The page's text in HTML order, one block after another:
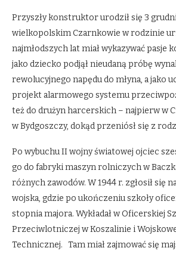
Przyszły konstruktor urodził się 3
wielkopolskim Czarnkowie w rodzinie
najmłodszych lat miał wykazywać pasje
jako dziecko podjął nieudaną próbę
rewolucyjnego napędu do młyna, a jako
projekt alarmowego systemu
też do drużyn harcerskich – najpierw w
w Bydgoszczy, dokąd przeniósł się z
Po wybuchu II wojny światowej ojciec
go do fabryki maszyn rolniczych w
różnych zawodów. W 1944 r. zgłosił się
wojska, gdzie po ukończeniu szkoły
stopnia majora. Wykładał w Oficerskiej
Przeciwlotniczej w Koszalinie i
Technicznej. Tam miał zajmować się